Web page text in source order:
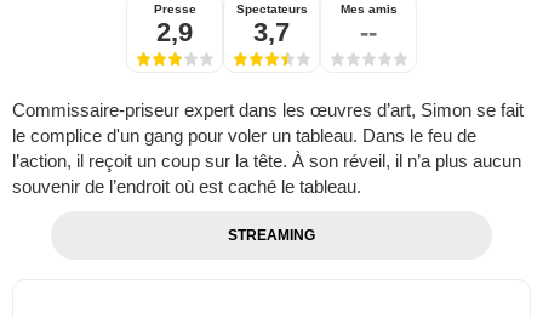
Presse
2,9
Spectateurs
3,7
Mes amis
--
Commissaire-priseur expert dans les œuvres d’art, Simon se fait
le complice d'un gang pour voler un tableau. Dans le feu de
l’action, il reçoit un coup sur la tête. À son réveil, il n’a plus aucun
souvenir de l’endroit où est caché le tableau.
STREAMING